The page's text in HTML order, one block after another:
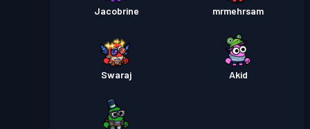
Jacobrine mrmehrsam
Swaraj Akid